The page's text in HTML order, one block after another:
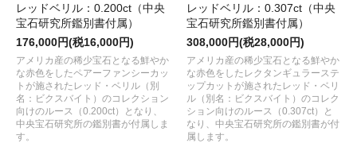
レッドベリル：0.200ct（中央
宝石研究所鑑別書付属）
176,000円(税16,000円)
アメリカ産の稀少宝石となる鮮やか
な赤色をしたペアーファンシーカッ
トが施されたレッド・ベリル（別
名：ビクスバイト）のコレクション
向けのルース（0.200ct）となり、
中央宝石研究所の鑑別書が付属しま
す。
レッドベリル：0.307ct（中央
宝石研究所鑑別書付属）
308,000円(税28,000円)
アメリカ産の稀少宝石となる鮮やか
な赤色をしたレクタンギュラーステ
ップカットが施されたレッド・ベリ
ル（別名：ビクスバイト）のコレク
ション向けのルース（0.307ct）と
なり、中央宝石研究所の鑑別書が付
属します。